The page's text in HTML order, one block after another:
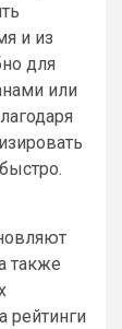
и из
для
или
также
рейтинги